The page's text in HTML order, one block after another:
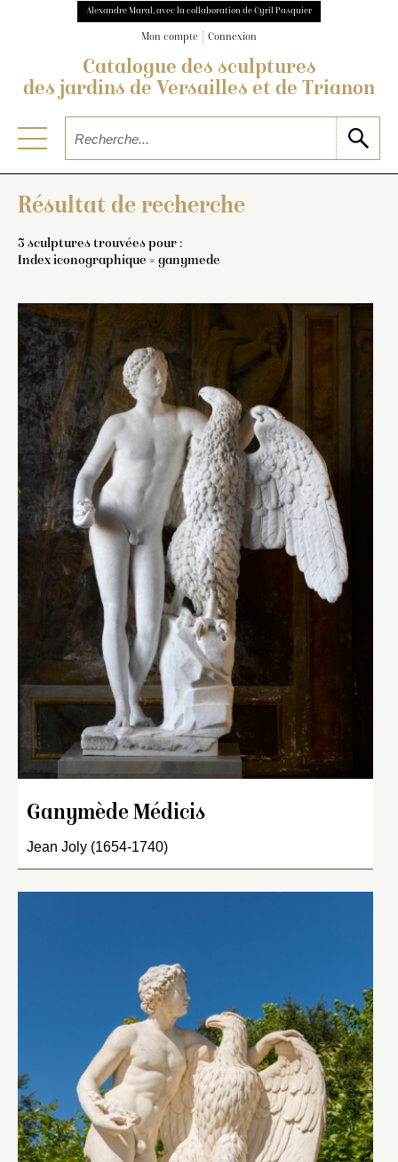
Alexandre Maral, avec la collaboration de Cyril Pasquier
Mon compte Connexion
Catalogue des sculptures
des jardins de Versailles et de Trianon
Résultat de recherche
3 sculptures trouvées pour :
Index iconographique = ganymede
Ganymède Médicis
Jean Joly (1654-1740)